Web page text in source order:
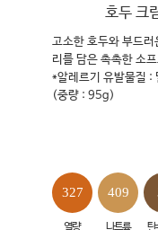
호두 크
고소한 호두와 부드러
리를 담은 촉촉한 소
*알레르기 유발물질 :
(중량 : 95g)
327
열량
409
나트륨
탄